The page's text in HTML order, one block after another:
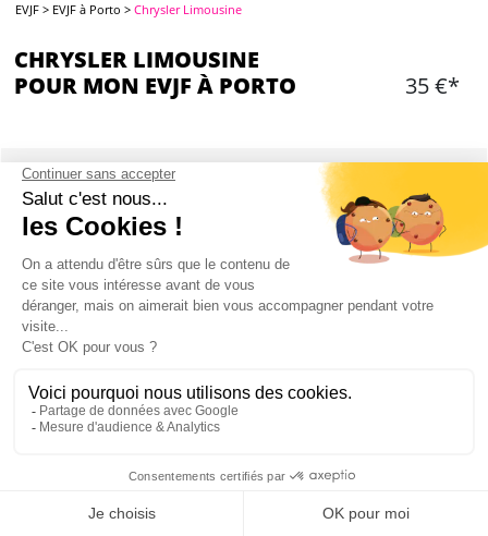
EVJF > EVJF à Porto >Chrysler Limousine
CHRYSLER LIMOUSINE
POUR MON EVJF À PORTO
35 €*
CONTENU
Location d'une Chrysler Limousine
Chauffeur
Max 8 personnes
2 bouteilles de vin pétillant
CHRYSLER LIMOUSINE À PORTO : PRÉSENTATION
Mon EVJF à Porto